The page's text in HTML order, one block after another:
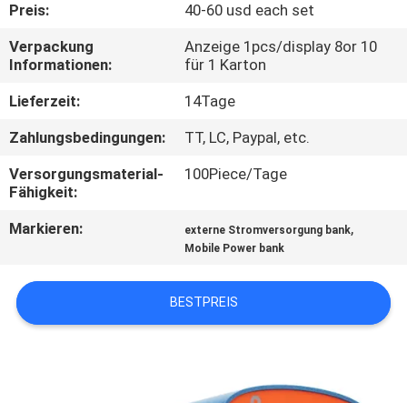
QUALITÄTSKONTROLLE
TRETEN
MIT
UNS
NACHRICHTEN
Preis:
40-60 usd each set
Verpackung
Informationen:
Anzeige 1pcs/display 8or 10
für 1 Karton
Lieferzeit:
14Tage
Zahlungsbedingungen:
TT, LC, Paypal, etc.
Versorgungsmaterial-
Fähigkeit:
100Piece/Tage
Markieren: externe Stromversorgung bank,
Mobile Power bank
BESTPREIS